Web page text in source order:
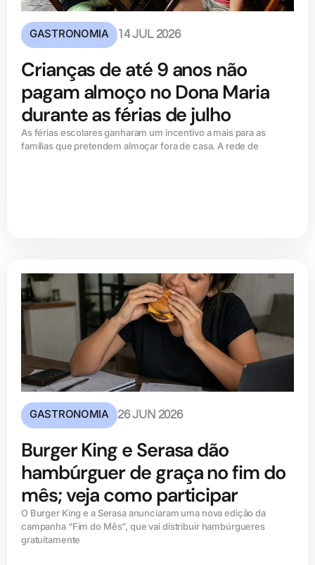
GASTRONOMIA 14 JUL 2026
Crianças de até 9 anos não
pagam almoço no Dona Maria
durante as férias de julho
As férias escolares ganharam um incentivo a mais para as
famílias que pretendem almoçar fora de casa. A rede de
GASTRONOMIA 26 JUN 2026
Burger King e Serasa dão
hambúrguer de graça no fim do
mês; veja como participar
O Burger King e a Serasa anunciaram uma nova edição da
campanha “Fim do Mês”, que vai distribuir hambúrgueres
gratuitamente